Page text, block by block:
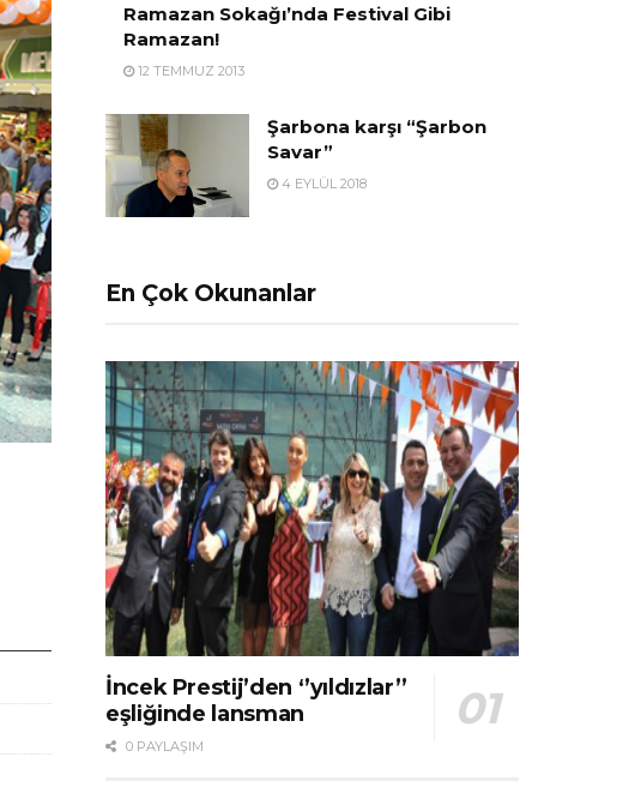
Ramazan Sokağı’nda Festival Gibi
Ramazan!
12 TEMMUZ 2013
Şarbona karşı “Şarbon
Savar”
4 EYLÜL 2018
En Çok Okunanlar
İncek Prestij’den ‘’yıldızlar’’
eşliğinde lansman
0 PAYLAŞIM